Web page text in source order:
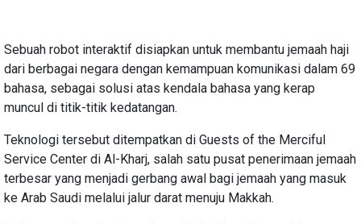
Sebuah robot interaktif disiapkan untuk membantu jemaah haji
dari berbagai negara dengan kemampuan komunikasi dalam 69
bahasa, sebagai solusi atas kendala bahasa yang kerap
muncul di titik-titik kedatangan.
Teknologi tersebut ditempatkan di Guests of the Merciful
Service Center di Al-Kharj, salah satu pusat penerimaan jemaah
terbesar yang menjadi gerbang awal bagi jemaah yang masuk
ke Arab Saudi melalui jalur darat menuju Makkah.